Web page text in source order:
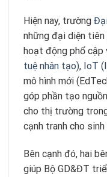
Hiện nay, trường
những đại diện
hoạt động phổ cập
tuệ nhân tạo), IoT
mô hình mới
góp phần tạo
cho thị trường
cạnh tranh cho
Bên cạnh đó, hai
giúp Bộ GD&ĐT